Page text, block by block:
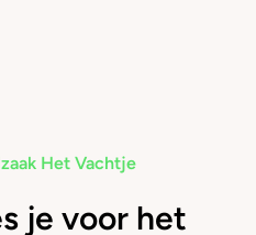
Het Vachtje
je voor het